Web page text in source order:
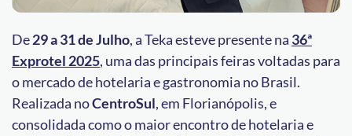
De29 a 31 de Julho, a Teka esteve presente na 36ª
Exprotel 2025, uma das principais feiras voltadas para
o mercado de hotelaria e gastronomia no Brasil.
Realizada noCentroSul, em Florianópolis, e
consolidada como o maior encontro de hotelaria e